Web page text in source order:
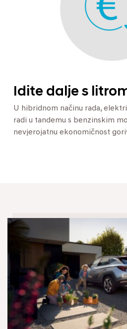
Idite dalje s
U hibridnom načinu rada,
radi u tandemu s benzinskim
nevjerojatnu ekonomičnost